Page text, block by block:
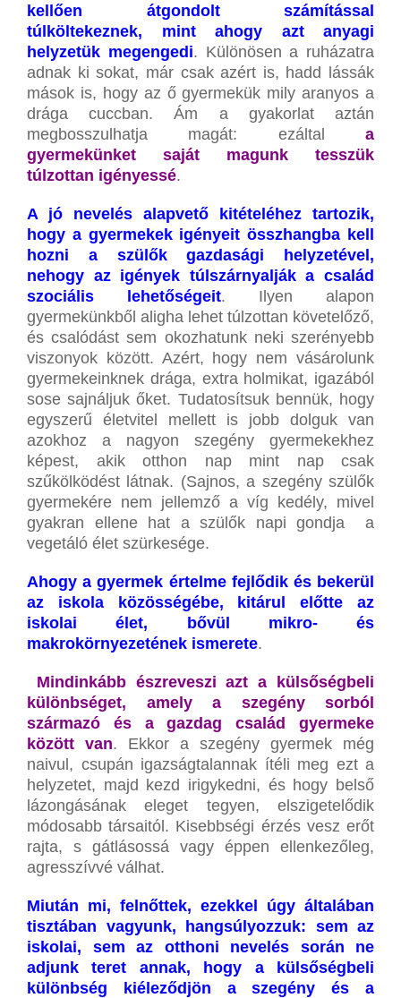
kellően átgondolt számítással
túlköltekeznek, mint ahogy azt anyagi
helyzetük megengedi. Különösen a ruházatra
adnak ki sokat, már csak azért is, hadd lássák
mások is, hogy az ő gyermekük mily aranyos a
drága cuccban. Ám a gyakorlat aztán
megbosszulhatja magát: ezáltal a
gyermekünket saját magunk tesszük
túlzottan igényessé.
A jó nevelés alapvető kitételéhez tartozik,
hogy a gyermekek igényeit összhangba kell
hozni a szülők gazdasági helyzetével,
nehogy az igények túlszárnyalják a család
szociális lehetőségeit. Ilyen alapon
gyermekünkből aligha lehet túlzottan követelőző,
és csalódást sem okozhatunk neki szerényebb
viszonyok között. Azért, hogy nem vásárolunk
gyermekeinknek drága, extra holmikat, igazából
sose sajnáljuk őket. Tudatosítsuk bennük, hogy
egyszerű életvitel mellett is jobb dolguk van
azokhoz a nagyon szegény gyermekekhez
képest, akik otthon nap mint nap csak
szűkölködést látnak. (Sajnos, a szegény szülők
gyermekére nem jellemző a víg kedély, mivel
gyakran ellene hat a szülők napi gondja a
vegetáló élet szürkesége.
Ahogy a gyermek értelme fejlődik és bekerül
az iskola közösségébe, kitárul előtte az
iskolai élet, bővül mikro- és
makrokörnyezetének ismerete.
Mindinkább észreveszi azt a külsőségbeli
különbséget, amely a szegény sorból
származó és a gazdag család gyermeke
között van. Ekkor a szegény gyermek még
naivul, csupán igazságtalannak ítéli meg ezt a
helyzetet, majd kezd irigykedni, és hogy belső
lázongásának eleget tegyen, elszigetelődik
módosabb társaitól. Kisebbségi érzés vesz erőt
rajta, s gátlásossá vagy éppen ellenkezőleg,
agresszívvé válhat.
Miután mi, felnőttek, ezekkel úgy általában
tisztában vagyunk, hangsúlyozzuk: sem az
iskolai, sem az otthoni nevelés során ne
adjunk teret annak, hogy a külsőségbeli
különbség kiéleződjön a szegény és a